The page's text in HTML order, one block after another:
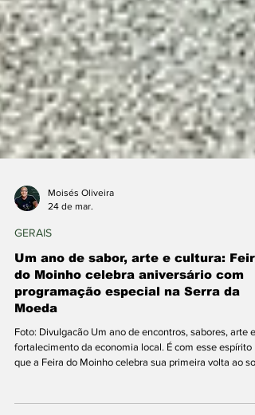
24 de mar.
GERAIS
Um ano de sabor, arte e cultura:
do Moinho celebra aniversário com
programação especial na Serra da
Moeda
Foto: Divulgacão Um ano de encontros, sabores, arte e
no próximo sábado (28), com uma edição